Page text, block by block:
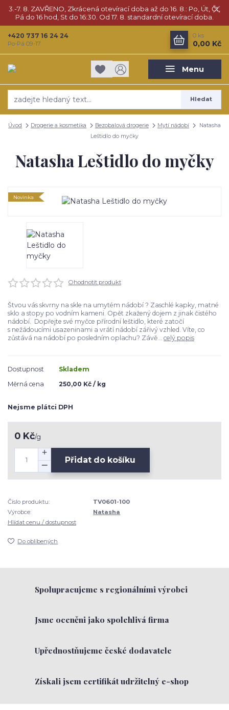
3.-7. 8. ZAVŘENO, Zkrácená otevírací doba až do 16. 8.: Po, Út, Čt,
Pá do 16 hod, St do 16:30. Od 17. 8. standardní otevírací doba.
Menu
Hledat
+420 737 16 24 24
Po-Pá 09-17
0 ks
0,00 Kč
Úvod Drogerie a kosmetika Bezobalová drogerie Mytí nádobí
Natasha
Leštidlo do myčky
Natasha Leštidlo do myčky
Novinka
Ohodnotit produkt
Štvou vás skvrny na skle na umytém nádobí ? Zaschlé kapky, matné
sklo a stopy po vodním kameni. Opět zkažený dojem z jinak čistého
nádobí. Dopřejte své myčce přírodní leštidlo, které zatočí
s nežádoucími usazeninami a vrátí nádobí zářivý vzhled. Víte, co
zůstává na nádobí po posledním oplachu? Závě... celý popis
Dostupnost
Skladem
Měrná cena
250,00 Kč / kg
Nejsme plátci DPH
0 Kč/g
Přidat do košíku
Číslo produktu:
TV0601-100
Výrobce:
Natasha
Hlídat cenu / dostupnost
Do oblíbených
Spolupracujeme s regionálními výrobci
Jsme oceněni jako spolehlivá firma
Upřednostňujeme české dodavatele
Získali jsem certifikát udržitelný e-shop